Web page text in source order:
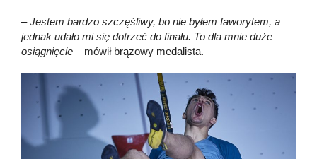
– Jestem bardzo szczęśliwy, bo nie byłem faworytem, a
jednak udało mi się dotrzeć do finału. To dla mnie duże
osiągnięcie – mówił brązowy medalista.